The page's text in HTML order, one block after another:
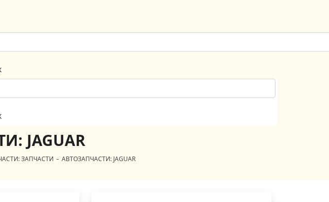
JAGUAR
ЗАПЧАСТИ АВТОЗАПЧАСТИ: JAGUAR